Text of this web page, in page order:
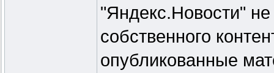
"Яндекс.Новости"
собственного
опубликованные